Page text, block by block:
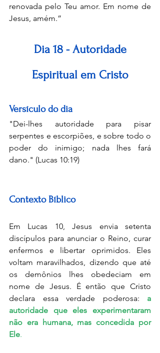
renovada pelo Teu amor. Em nome de
Jesus, amém.”
Dia 18 - Autoridade
Espiritual em Cristo
Versículo do dia
"Dei-lhes autoridade para pisar
serpentes e escorpiões, e sobre todo o
poder do inimigo; nada lhes fará
dano." (Lucas 10:19)
Contexto Bíblico
Em Lucas 10, Jesus envia setenta
discípulos para anunciar o Reino, curar
enfermos e libertar oprimidos. Eles
voltam maravilhados, dizendo que até
os demônios lhes obedeciam em
nome de Jesus. É então que Cristo
declara essa verdade poderosa: a
autoridade que eles experimentaram
não era humana, mas concedida por
Ele.